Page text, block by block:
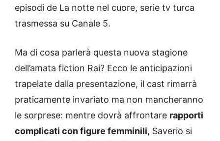
episodi de La notte nel cuore, serie tv turca
trasmessa su Canale 5.
Ma di cosa parlerà questa nuova stagione
dell’amata fiction Rai? Ecco le anticipazioni
trapelate dalla presentazione, il cast rimarrà
praticamente invariato ma non mancheranno
le sorprese: mentre dovrà affrontare rapporti
complicati con figure femminili, Saverio si